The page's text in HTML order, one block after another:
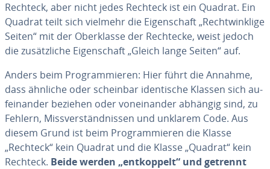
Rechteck, aber nicht jedes Rechteck ist ein Quadrat. Ein
Quadrat teilt sich vielmehr die Ei­gensc­haft „Rechtwink­lige
Seiten“ mit der Oberklasse der Rechtecke, weist jedoch
die zu­sätz­liche Ei­gensc­haft „Gleich lange Seiten“ auf.
Anders beim Prog­ram­mieren: Hier führt die Annahme,
dass ähnliche oder scheinbar iden­tische Klassen sich au­
fei­nan­der beziehen oder vo­nei­nan­der abhängig sind, zu
Fehlern, Miss­vers­tänd­nis­sen und unklarem Code. Aus
diesem Grund ist beim Prog­ram­mieren die Klasse
„Rechteck“ kein Quadrat und die Klasse „Quadrat“ kein
Rechteck. Beide werden „ent­kop­pelt“ und getrennt